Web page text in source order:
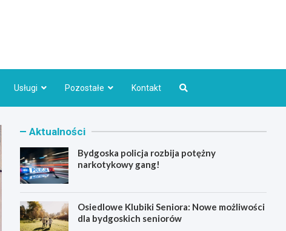
Usługi Pozostałe Kontakt
Aktualności
Bydgoska policja rozbija potężny
narkotykowy gang!
Osiedlowe Klubiki Seniora: Nowe możliwości
dla bydgoskich seniorów